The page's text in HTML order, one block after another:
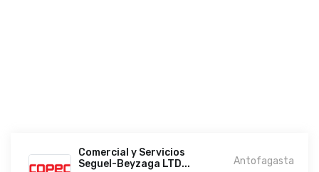
Comercial y Servicios
Seguel-Beyzaga LTD...
Antofagasta